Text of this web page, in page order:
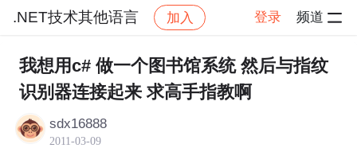
.NET技术其他语言 加入 登录 频道
社区 .NET技术其他语言 帖子详情
我想用c# 做一个图书馆系统 然后与指纹
识别器连接起来 求高手指教啊
sdx16888
2011-03-09